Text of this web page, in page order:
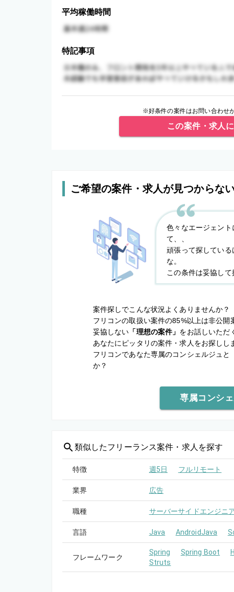
平均稼働時間
特記事項
※好条件の案件はお問い合わせ
この案件・求人
ご希望の案件・求人が見つからな
色々なエージェン
て、、
頑張って探してい
な。
この条件は妥協して
案件探しでこんな状況よくありませんか？
フリコンの取扱い案件の85%以上は非公開
妥協しない 「理想の案件」 をお話しいただ
あなたにピッタリの案件・求人をお探しし
フリコンであなた専属のコンシェルジュと
か？
専属コンシ
類似したフリーランス案件・求人を探す
特徴 週5日 フルリモート
業界 広告
職種 サーバーサイドエンジニ
言語 Java AndroidJava
フレームワーク
Spring Spring Boot
Struts